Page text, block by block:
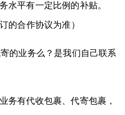
水平有一定比例的补贴。
的合作协议为准）
的业务么？是我们自己联系
务有代收包裹、代寄包裹，